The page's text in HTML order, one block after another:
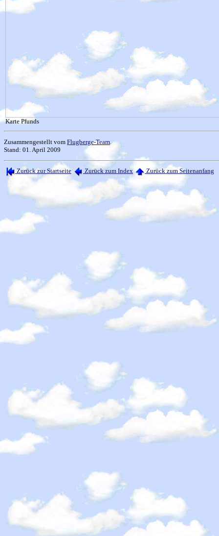
Karte Pfunds
Zusammengestellt vom Flugberge-Team.
Stand: 01. April 2009
Zurück zur Startseite Zurück zum Index Zurück zum Seitenanfang